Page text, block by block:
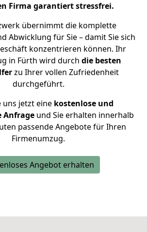
Firma garantiert stressfrei.
übernimmt die komplette
Abwicklung für Sie – damit Sie sich
konzentrieren können. Ihr
in Fürth wird durch die besten
zu Ihrer vollen Zufriedenheit
durchgeführt.
uns jetzt eine kostenlose und
Anfrage und Sie erhalten innerhalb
passende Angebote für Ihren
Firmenumzug.
Angebot erhalten